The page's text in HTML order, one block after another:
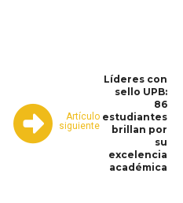
Artículo
siguiente
Líderes con
sello UPB:
86
estudiantes
brillan por
su
excelencia
académica